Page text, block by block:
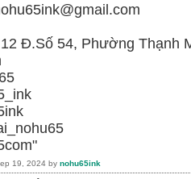
Đ.Số 54, Phường Thạnh
19, 2024 by nohu65ink